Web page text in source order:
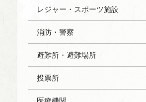
レジャー・スポーツ施設
消防・警察
避難所・避難場所
投票所